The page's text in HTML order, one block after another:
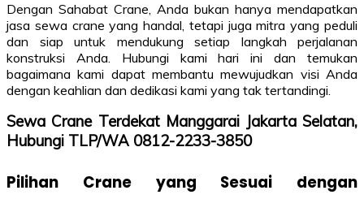
Dengan Sahabat Crane, Anda bukan hanya mendapatkan
jasa sewa crane yang handal, tetapi juga mitra yang peduli
dan siap untuk mendukung setiap langkah perjalanan
konstruksi Anda. Hubungi kami hari ini dan temukan
bagaimana kami dapat membantu mewujudkan visi Anda
dengan keahlian dan dedikasi kami yang tak tertandingi.
Sewa Crane Terdekat Manggarai Jakarta Selatan,
Hubungi TLP/WA 0812-2233-3850
Pilihan Crane yang Sesuai dengan